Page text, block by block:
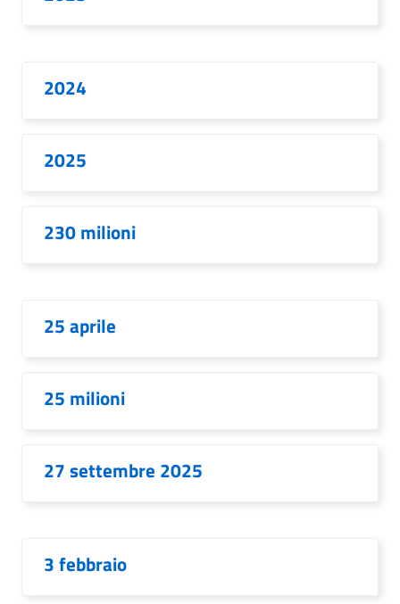
2024
2025
230 milioni
25 aprile
25 milioni
27 settembre 2025
3 febbraio